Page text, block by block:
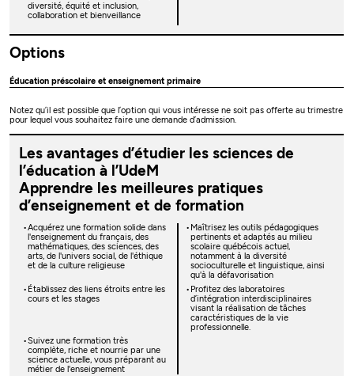
diversité, équité et inclusion,
collaboration et bienveillance
Options
Éducation préscolaire et enseignement primaire
Notez qu’il est possible que l’option qui vous intéresse ne soit pas offerte au trimestre
pour lequel vous souhaitez faire une demande d’admission.
Les avantages d’étudier les sciences de
l’éducation à l’UdeM
Apprendre les meilleures pratiques
d’enseignement et de formation
Acquérez une formation solide dans
l'enseignement du français, des
mathématiques, des sciences, des
arts, de l'univers social, de l'éthique
et de la culture religieuse
Maîtrisez les outils pédagogiques
pertinents et adaptés au milieu
scolaire québécois actuel,
notamment à la diversité
socioculturelle et linguistique, ainsi
qu'à la défavorisation
Établissez des liens étroits entre les
cours et les stages
Profitez des laboratoires
d’intégration interdisciplinaires
visant la réalisation de tâches
caractéristiques de la vie
professionnelle.
Suivez une formation très
complète, riche et nourrie par une
science actuelle, vous préparant au
métier de l'enseignement